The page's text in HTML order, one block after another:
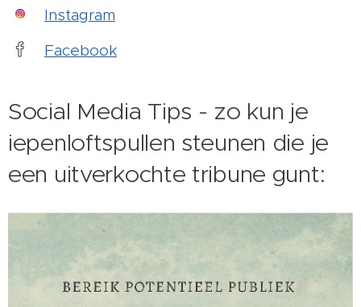
Instagram
Facebook
Social Media Tips - zo kun je
iepenloftspullen steunen die je
een uitverkochte tribune gunt: